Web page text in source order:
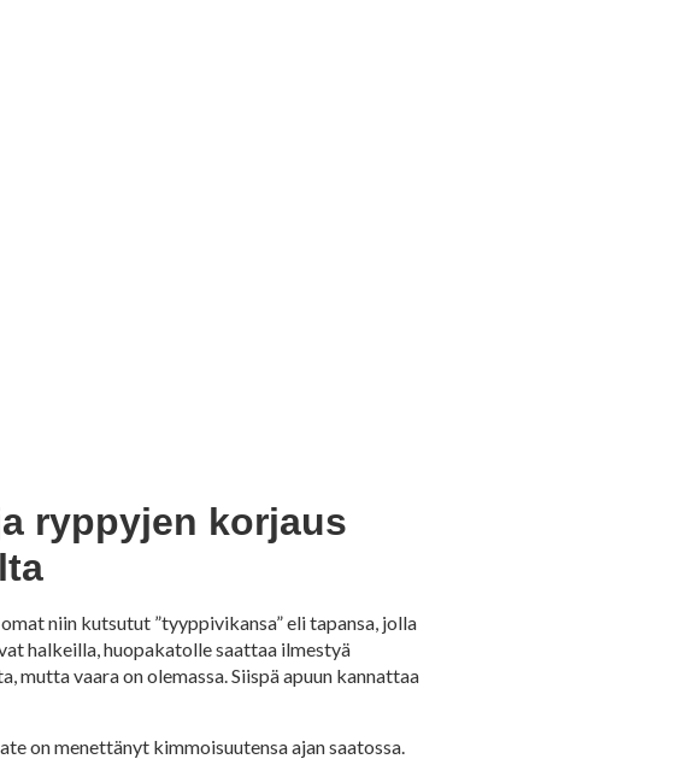
ryppyjen korjaus
niin kutsutut ”tyyppivikansa” eli tapansa, jolla
halkeilla, huopakatolle saattaa ilmestyä
vaara on olemassa. Siispä apuun kannattaa
on menettänyt kimmoisuutensa ajan saatossa.